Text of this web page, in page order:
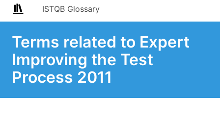
ISTQB Glossary
Terms related to Expert
Improving the Test
Process 2011